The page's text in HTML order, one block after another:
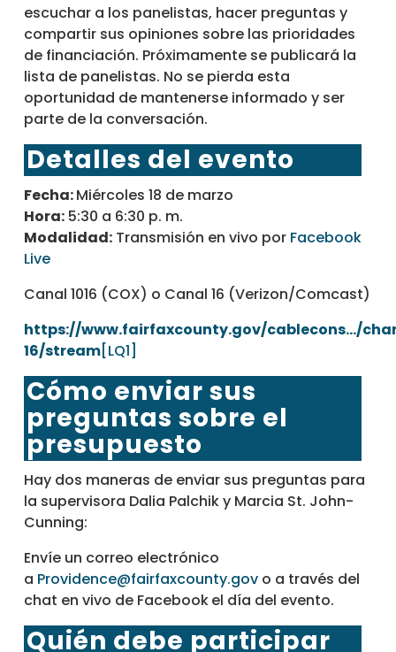
escuchar a los panelistas, hacer preguntas y
compartir sus opiniones sobre las prioridades
de financiación. Próximamente se publicará la
lista de panelistas. No se pierda esta
oportunidad de mantenerse informado y ser
parte de la conversación.
Detalles del evento
Fecha:Miércoles 18 de marzo
Hora: 5:30 a 6:30 p. m.
Modalidad: Transmisión en vivo por Facebook
Live
Canal 1016 (COX) o Canal 16 (Verizon/Comcast)
https://www.fairfaxcounty.gov/cablecons.../
16/stream[LQ1]
Cómo enviar sus
preguntas sobre el
presupuesto
Hay dos maneras de enviar sus preguntas para
la supervisora Dalia Palchik y Marcia St. John-
Cunning:
Envíe un correo electrónico
a Providence@fairfaxcounty.gov o a través del
chat en vivo de Facebookel día del evento.
Quién debe participar